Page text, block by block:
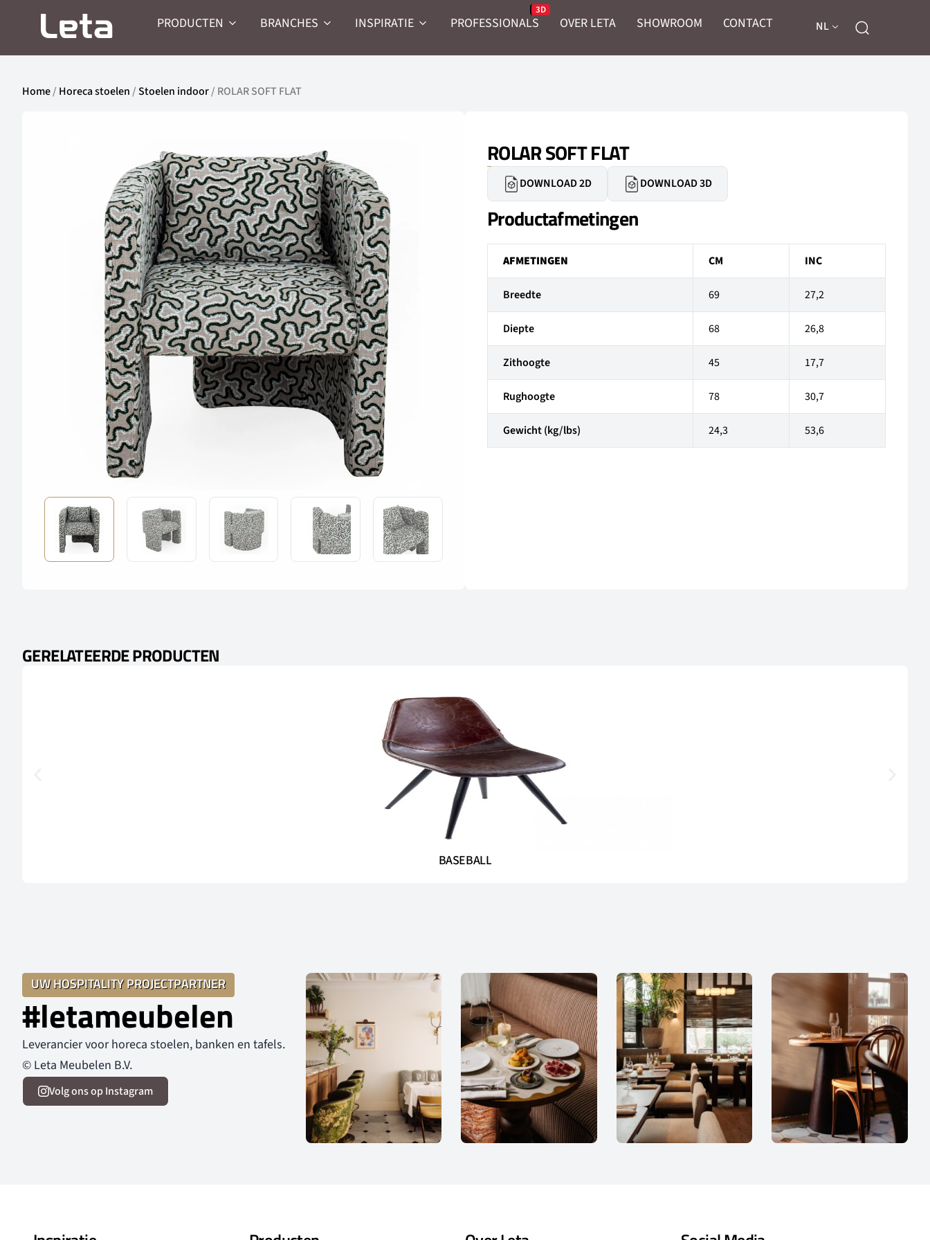
PRODUCTEN BRANCHES INSPIRATIE PROFESSIONALS OVER LETA SHOWROOM CONTACT NL
Home/ Horeca stoelen/Stoelen indoor/ ROLAR SOFT FLAT
ROLAR SOFT FLAT
DOWNLOAD 2D DOWNLOAD 3D
Productafmetingen
AFMETINGEN CM INC
Breedte 69 27,2
Diepte 68 26,8
Zithoogte 45 17,7
Rughoogte 78 30,7
Gewicht (kg/lbs) 24,3 53,6
GERELATEERDE PRODUCTEN
BASEBALL
UW HOSPITALITY PROJECTPARTNER
#letameubelen
Leverancier voor horeca stoelen, banken en tafels.
© Leta Meubelen B.V.
Volg ons op Instagram